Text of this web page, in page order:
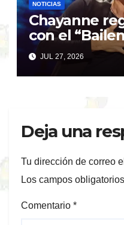
NOTICIAS
Chayanne
con el
Tour” tras el
último show
JUL 27, 2026
Deja una
Tu dirección de correo
Los campos
Comentario *